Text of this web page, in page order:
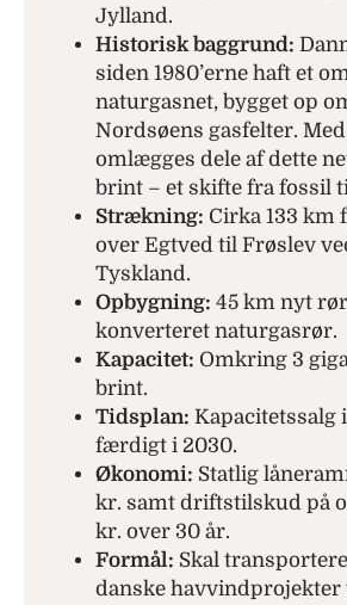
Jylland.
Historisk baggrund:
siden 1980’erne haft et
naturgasnet, bygget op
Nordsøens gasfelter.
omlægges dele af dette
brint – et skifte fra fossil
Strækning: Cirka 133 km
over Egtved til Frøslev
Tyskland.
Opbygning: 45 km nyt
konverteret naturgasrør.
Kapacitet: Omkring 3
brint.
Tidsplan: Kapacitetssalg
færdigt i 2030.
Økonomi: Statlig
kr. samt driftstilskud på
kr. over 30 år.
Formål: Skal
danske